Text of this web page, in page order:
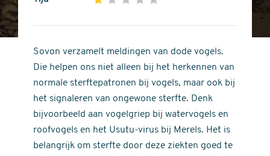
out
stars
of
stars
Sovon verzamelt meldingen van dode vogels.
Die helpen ons niet alleen bij het herkennen van
normale sterftepatronen bij vogels, maar ook bij
het signaleren van ongewone sterfte. Denk
bijvoorbeeld aan vogelgriep bij watervogels en
roofvogels en het Usutu-virus bij Merels. Het is
belangrijk om sterfte door deze ziekten goed te